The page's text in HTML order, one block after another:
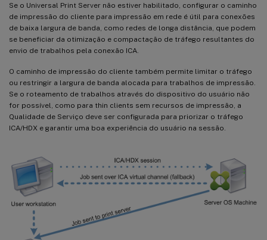
Se o Universal Print Server não estiver habilitado, configurar o caminho
de impressão do cliente para impressão em rede é útil para conexões
de baixa largura de banda, como redes de longa distância, que podem
se beneficiar da otimização e compactação de tráfego resultantes do
envio de trabalhos pela conexão ICA.
O caminho de impressão do cliente também permite limitar o tráfego
ou restringir a largura de banda alocada para trabalhos de impressão.
Se o roteamento de trabalhos através do dispositivo do usuário não
for possível, como para thin clients sem recursos de impressão, a
Qualidade de Serviço deve ser configurada para priorizar o tráfego
ICA/HDX e garantir uma boa experiência do usuário na sessão.